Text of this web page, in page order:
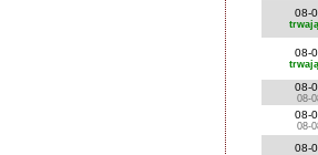
08-
08-
08-
08-
08-
08-
08-